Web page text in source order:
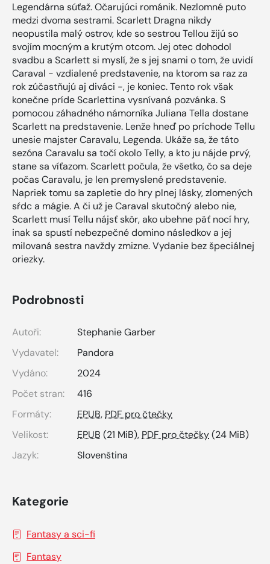
Legendárna súťaž. Očarujúci románik. Nezlomné puto
medzi dvoma sestrami. Scarlett Dragna nikdy
neopustila malý ostrov, kde so sestrou Tellou žijú so
svojím mocným a krutým otcom. Jej otec dohodol
svadbu a Scarlett si myslí, že s jej snami o tom, že uvidí
Caraval - vzdialené predstavenie, na ktorom sa raz za
rok zúčastňujú aj diváci -, je koniec. Tento rok však
konečne príde Scarlettina vysnívaná pozvánka. S
pomocou záhadného námorníka Juliana Tella dostane
Scarlett na predstavenie. Lenže hneď po príchode Tellu
unesie majster Caravalu, Legenda. Ukáže sa, že táto
sezóna Caravalu sa točí okolo Telly, a kto ju nájde prvý,
stane sa víťazom. Scarlett počula, že všetko, čo sa deje
počas Caravalu, je len premyslené predstavenie.
Napriek tomu sa zapletie do hry plnej lásky, zlomených
sŕdc a mágie. A či už je Caraval skutočný alebo nie,
Scarlett musí Tellu nájsť skôr, ako ubehne päť nocí hry,
inak sa spustí nebezpečné domino následkov a jej
milovaná sestra navždy zmizne. Vydanie bez špeciálnej
oriezky.
Podrobnosti
Autoři:
Stephanie Garber
Vydavatel:
Pandora
Vydáno:
2024
Počet stran:
416
Formáty:
EPUB,PDF pro čtečky
Velikost:
EPUB (21 MiB),PDF pro čtečky(24 MiB)
Jazyk:
Slovenština
Kategorie
Fantasy a sci-fi
Fantasy